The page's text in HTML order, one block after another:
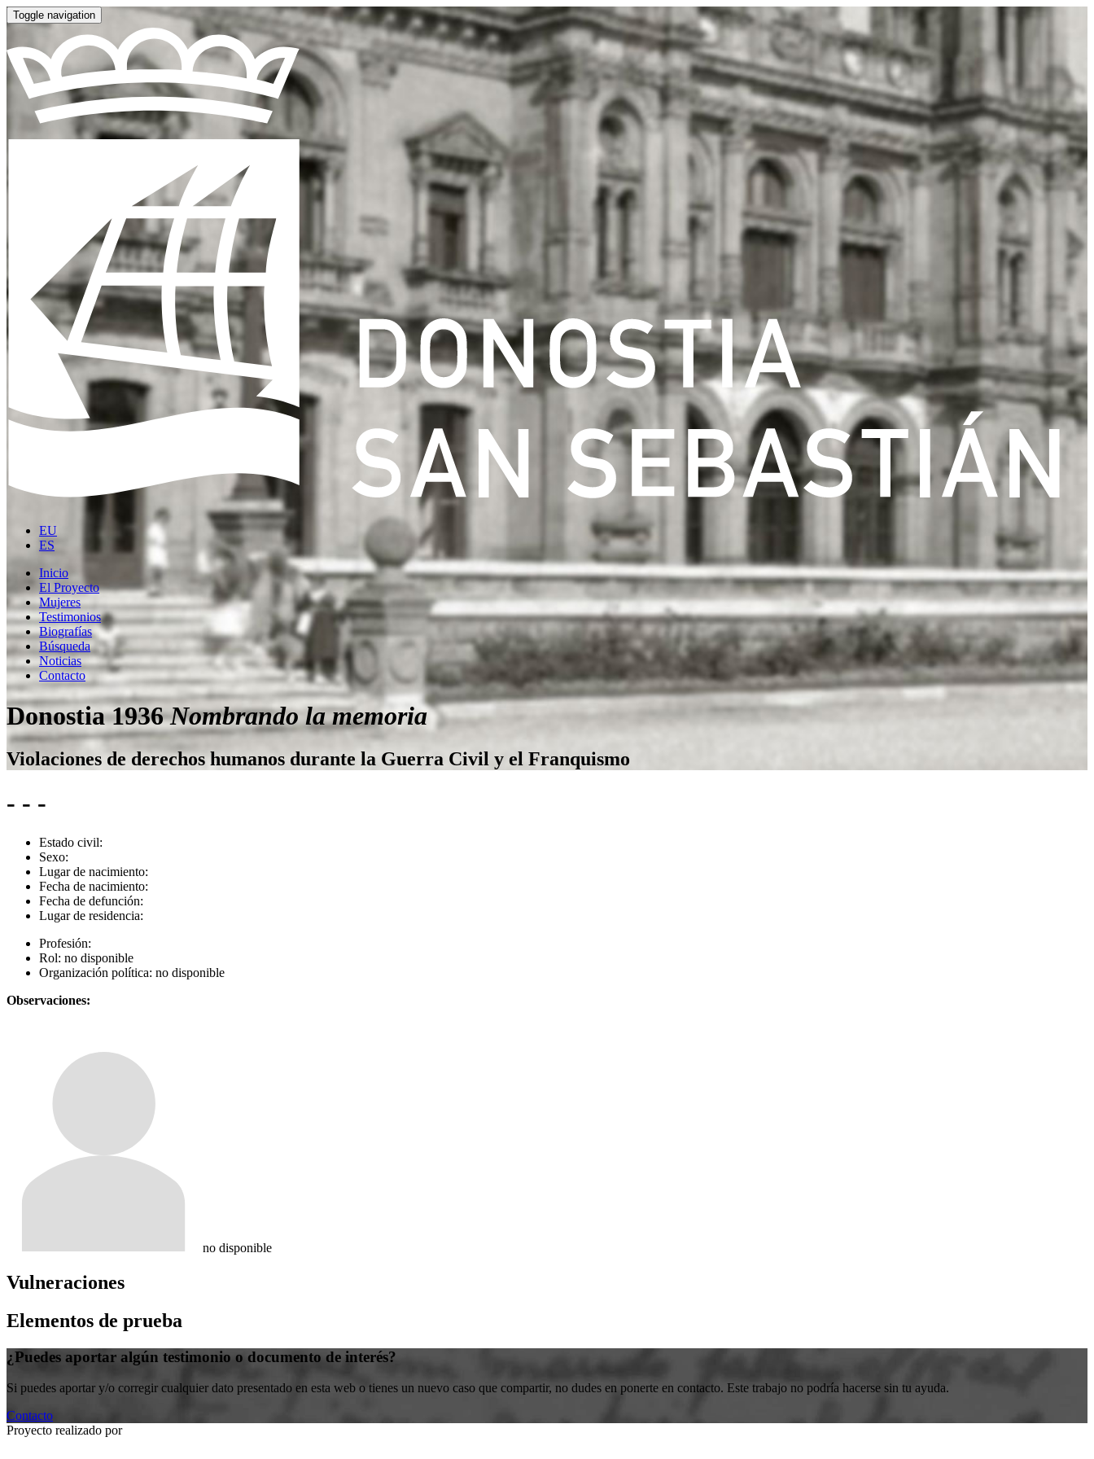
Toggle navigation
EU
ES
Inicio
El Proyecto
Mujeres
Testimonios
Biografías
Búsqueda
Noticias
Contacto
Donostia 1936Nombrando la memoria
Violaciones de derechos humanos durante la Guerra Civil y el Franquismo
- - -
Estado civil:
Sexo:
Lugar de nacimiento:
Fecha de nacimiento:
Fecha de defunción:
Lugar de residencia:
Profesión:
Rol: no disponible
Organización política: no disponible
Observaciones:
no disponible
Vulneraciones
Elementos de prueba
¿Puedes aportar algún testimonio o documento de interés?
Si puedes aportar y/o corregir cualquier dato presentado en esta web o tienes un nuevo caso que compartir, no dudes en ponerte en contacto. Este trabajo no podría hacerse sin tu ayuda.
Contacto
Proyecto realizado por